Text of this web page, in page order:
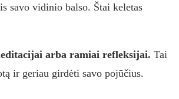
savo vidinio balso. Štai keletas
arba ramiai refleksijai. Tai
ir geriau girdėti savo pojūčius.